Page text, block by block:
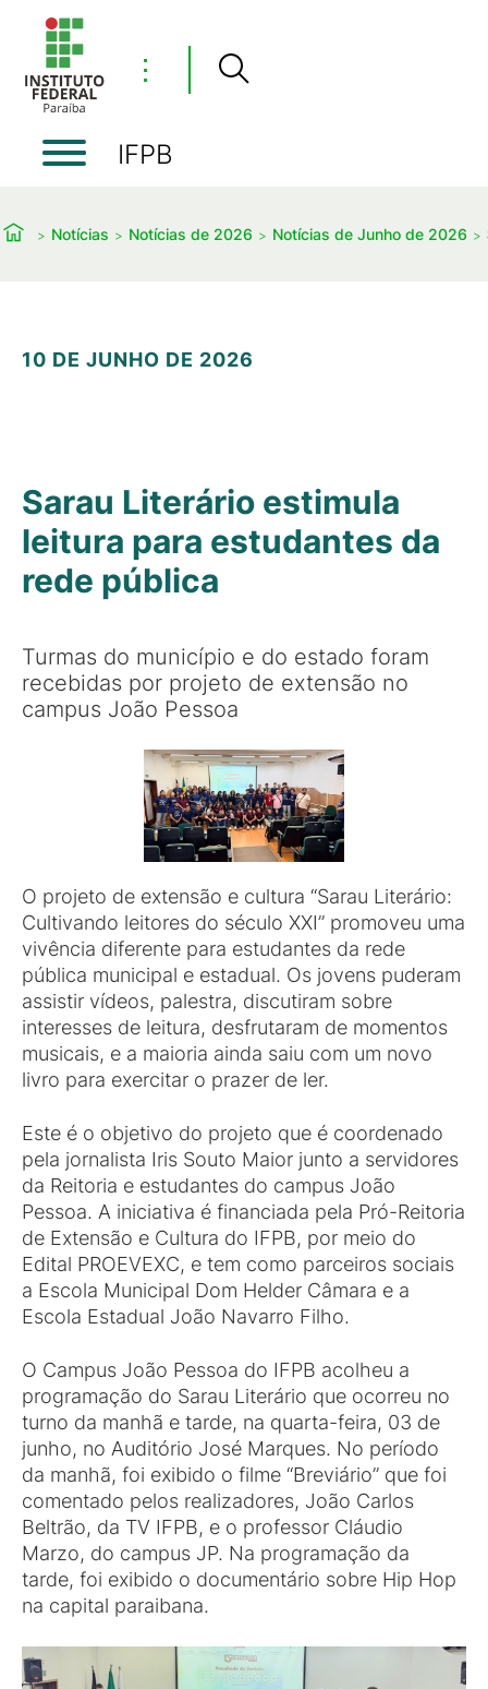
⋮
IFPB
Notícias Notícias de 2026 Notícias de Junho de 2026
10 DE JUNHO DE 2026
Sarau Literário estimula
leitura para estudantes da
rede pública
Turmas do município e do estado foram
recebidas por projeto de extensão no
campus João Pessoa
O projeto de extensão e cultura “Sarau Literário:
Cultivando leitores do século XXI” promoveu uma
vivência diferente para estudantes da rede
pública municipal e estadual. Os jovens puderam
assistir vídeos, palestra, discutiram sobre
interesses de leitura, desfrutaram de momentos
musicais, e a maioria ainda saiu com um novo
livro para exercitar o prazer de ler.
Este é o objetivo do projeto que é coordenado
pela jornalista Iris Souto Maior junto a servidores
da Reitoria e estudantes do campus João
Pessoa. A iniciativa é financiada pela Pró-Reitoria
de Extensão e Cultura do IFPB, por meio do
Edital PROEVEXC, e tem como parceiros sociais
a Escola Municipal Dom Helder Câmara e a
Escola Estadual João Navarro Filho.
O Campus João Pessoa do IFPB acolheu a
programação do Sarau Literário que ocorreu no
turno da manhã e tarde, na quarta-feira, 03 de
junho, no Auditório José Marques. No período
da manhã, foi exibido o filme “Breviário” que foi
comentado pelos realizadores, João Carlos
Beltrão, da TV IFPB, e o professor Cláudio
Marzo, do campus JP. Na programação da
tarde, foi exibido o documentário sobre Hip Hop
na capital paraibana.